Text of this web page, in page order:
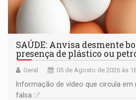
SAÚDE: Anvisa desmente
presença de plástico ou
Geral 05 de Agosto de 2026 às
Informação de vídeo que circula em
falsa